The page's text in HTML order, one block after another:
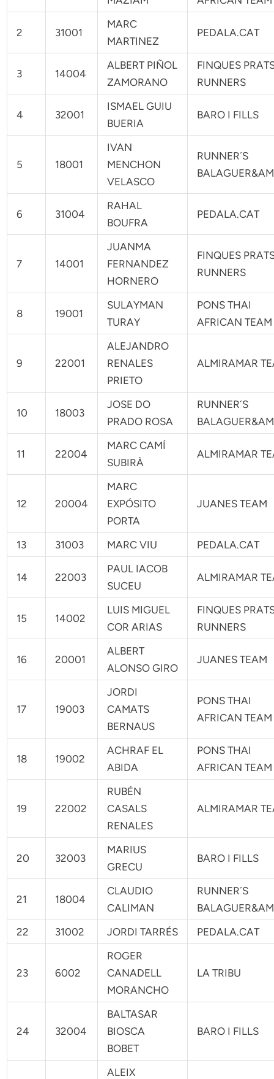
2 31001
MARC
MARTINEZ
PEDALA.CAT
3 14004
ALBERT PIÑOL
ZAMORANO
FINQUES
RUNNERS
4 32001
ISMAEL GUIU
BUERIA
BARO I FILLS
5 18001
IVAN
MENCHON
VELASCO
RUNNER´S
6 31004
RAHAL
BOUFRA
PEDALA.CAT
7 14001
JUANMA
FERNANDEZ
HORNERO
FINQUES
RUNNERS
8 19001
SULAYMAN
TURAY
PONS THAI
AFRICAN TEAM
9 22001
ALEJANDRO
RENALES
PRIETO
ALMIRAMAR
10 18003
JOSE DO
PRADO ROSA
RUNNER´S
11 22004
MARC CAMÍ
SUBIRÀ
ALMIRAMAR
12 20004
MARC
EXPÓSITO
PORTA
JUANES TEAM
13 31003 MARC VIU PEDALA.CAT
14 22003
PAUL IACOB
SUCEU
ALMIRAMAR
15 14002
LUIS MIGUEL
COR ARIAS
FINQUES
RUNNERS
16 20001
ALBERT
ALONSO GIRO
JUANES TEAM
17 19003
JORDI
CAMATS
BERNAUS
PONS THAI
AFRICAN TEAM
18 19002
ACHRAF EL
ABIDA
PONS THAI
AFRICAN TEAM
19 22002
RUBÉN
CASALS
RENALES
ALMIRAMAR
20 32003
MARIUS
GRECU
BARO I FILLS
21 18004
CLAUDIO
CALIMAN
RUNNER´S
22
31002 JORDI TARRÉS PEDALA.CAT
23 6002
ROGER
CANADELL
MORANCHO
LA TRIBU
24 32004
BALTASAR
BIOSCA
BOBET
BARO I FILLS
ALEIX